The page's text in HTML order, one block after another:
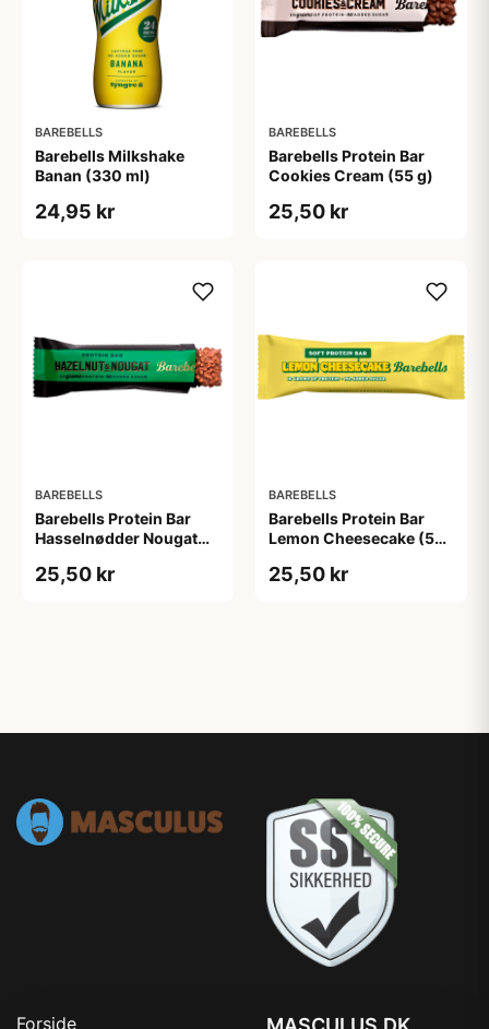
BAREBELLS
Barebells Milkshake
Banan (330 ml)
24,95 kr
BAREBELLS
Barebells Protein Bar
Cookies Cream (55 g)
25,50 kr
BAREBELLS
Barebells Protein Bar
Hasselnødder Nougat
25,50 kr
BAREBELLS
Barebells Protein Bar
Lemon Cheesecake (55
25,50 kr
Forside